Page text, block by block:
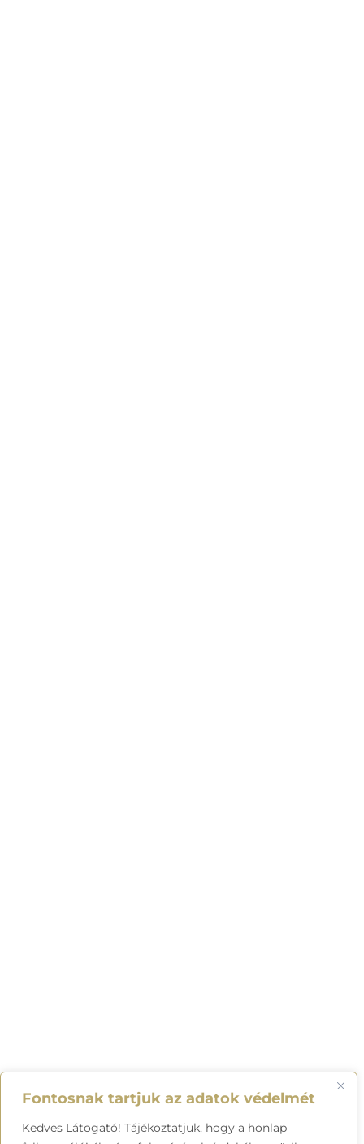
Fontosnak tartjuk az adatok védelmét
Kedves Látogató! Tájékoztatjuk, hogy a honlap